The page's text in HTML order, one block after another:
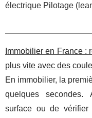
électrique Pilotage
Immobilier en France :
plus vite avec des
En immobilier, la
quelques
surface ou de vérifier